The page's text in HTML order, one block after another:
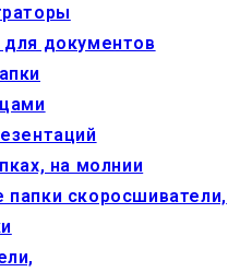
для документов
на молнии
папки скоросшиватели,